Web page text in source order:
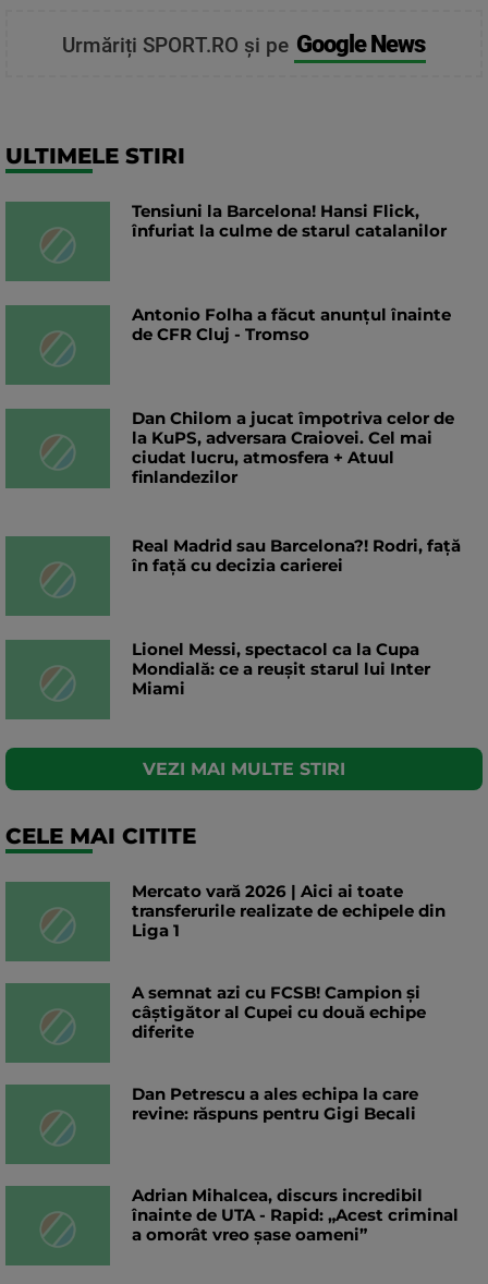
Urmăriți SPORT.RO și pe Google News
ULTIMELE STIRI
Tensiuni la Barcelona! Hansi Flick,
înfuriat la culme de starul catalanilor
Antonio Folha a făcut anunțul înainte
de CFR Cluj - Tromso
Dan Chilom a jucat împotriva celor de
la KuPS, adversara Craiovei. Cel mai
ciudat lucru, atmosfera + Atuul
finlandezilor
Real Madrid sau Barcelona?! Rodri, față
în față cu decizia carierei
Lionel Messi, spectacol ca la Cupa
Mondială: ce a reușit starul lui Inter
Miami
VEZI MAI MULTE STIRI
CELE MAI CITITE
Mercato vară 2026 | Aici ai toate
transferurile realizate de echipele din
Liga 1
A semnat azi cu FCSB! Campion și
câștigător al Cupei cu două echipe
diferite
Dan Petrescu a ales echipa la care
revine: răspuns pentru Gigi Becali
Adrian Mihalcea, discurs incredibil
înainte de UTA - Rapid: „Acest criminal
a omorât vreo șase oameni”